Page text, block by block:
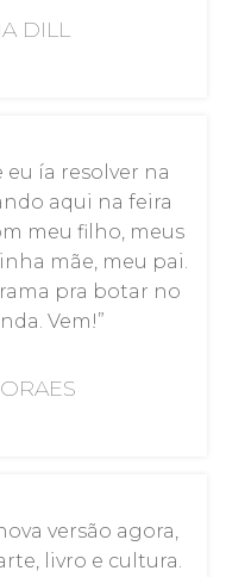
DILL
eu ía resolver na
aqui na feira
meu filho, meus
mãe, meu pai.
pra botar no
Vem!”
versão agora,
livro e cultura.